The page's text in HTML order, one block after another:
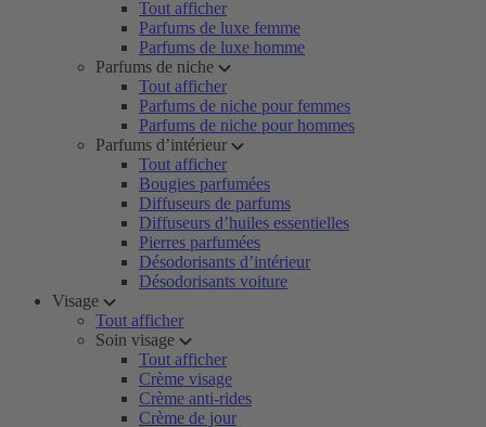
Tout afficher
Parfums de luxe femme
Parfums de luxe homme
Parfums de niche
Tout afficher
Parfums de niche pour femmes
Parfums de niche pour hommes
Parfums d’intérieur
Tout afficher
Bougies parfumées
Diffuseurs de parfums
Diffuseurs d’huiles essentielles
Pierres parfumées
Désodorisants d’intérieur
Désodorisants voiture
Visage
Tout afficher
Soin visage
Tout afficher
Crème visage
Crème anti-rides
Crème de jour